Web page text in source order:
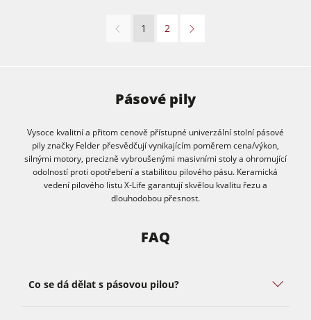
1 2
Pásové pily
Vysoce kvalitní a přitom cenově přístupné univerzální stolní pásové
pily značky Felder přesvědčují vynikajícím poměrem cena/výkon,
silnými motory, precizně vybroušenými masivními stoly a ohromující
odolností proti opotřebení a stabilitou pilového pásu. Keramická
vedení pilového listu X-Life garantují skvělou kvalitu řezu a
dlouhodobou přesnost.
FAQ
Co se dá dělat s pásovou pilou?